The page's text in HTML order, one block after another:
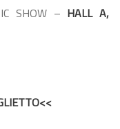
SHOW – HALL A,